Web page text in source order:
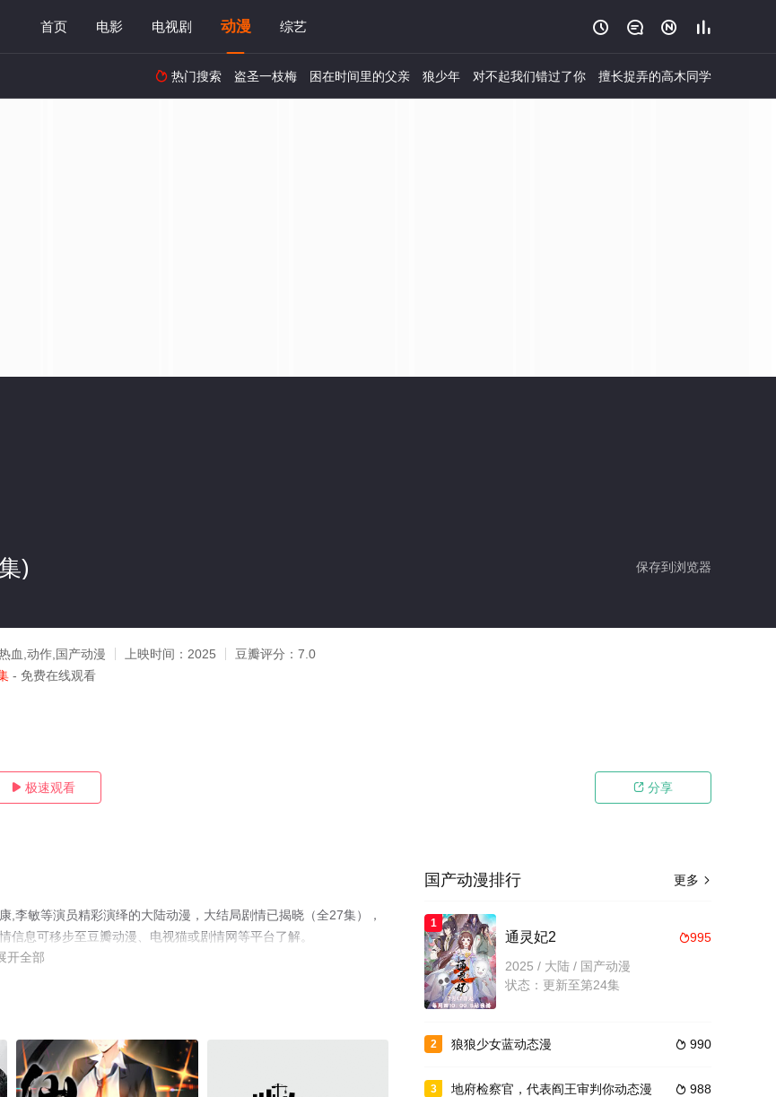
首页 电影 电视剧 动漫 综艺    
 热门搜索 盗圣一枝梅 困在时间里的父亲 狼少年 对不起我们错过了你 擅长捉弄的高木同学
保存到浏览器
)
血,动作,国产动漫 上映时间： 2025 豆瓣评分： 7.0
- 免费在线观看
 极速观看  分享
李敏等演员精彩演绎的大陆动漫，大结局剧情已揭晓（全27集），
息可移步至豆瓣动漫、电视猫或剧情网等平台了解。
开全部
更多 
国产动漫排行
1
995
通灵妃2
2025 / 大陆 / 国产动漫
状态：更新至第24集
2  990
狼狼少女蓝动态漫
3  988
地府检察官，代表阎王审判你动态漫